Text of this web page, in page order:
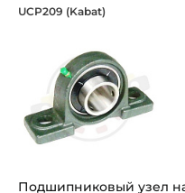
Динамическая
Статическая
21,6 кН
Тип корпуса:
Подшипниковый
UCP209 (Kabat)
Подшипниковый узел